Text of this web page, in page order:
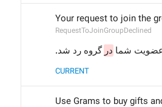
Your request to join the
RequestToJoinGroupDeclined
شما در گروه رد شد.
CURRENT
Use Grams to buy gifts